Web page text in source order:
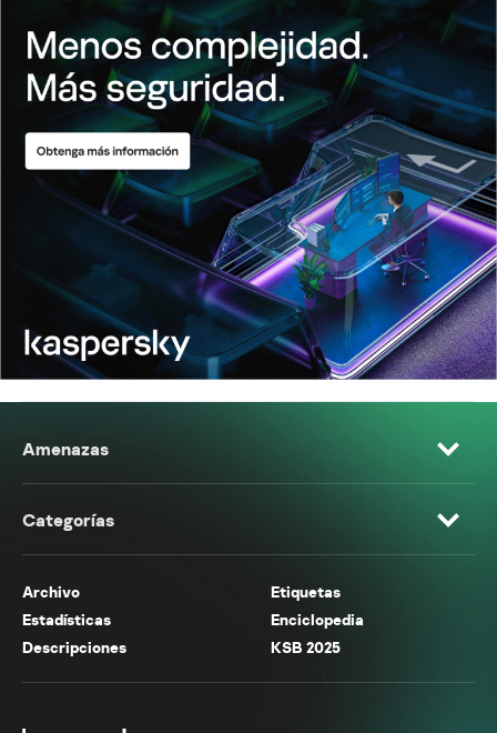
Amenazas
Categorías
Archivo
Etiquetas
Estadísticas
Enciclopedia
Descripciones
KSB 2025